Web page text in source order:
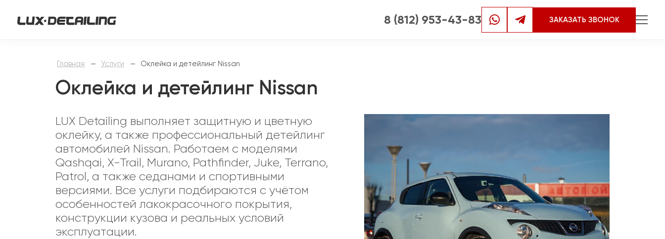
8 (812) 953-43-83 ЗАКАЗАТЬ ЗВОНОК
Главная — Услуги — Оклейка и детейлинг Nissan
Оклейка и детейлинг Nissan
LUX Detailing выполняет защитную и цветную
оклейку, а также профессиональный детейлинг
автомобилей Nissan. Работаем с моделями
Qashqai, X-Trail, Murano, Pathfinder, Juke, Terrano,
Patrol, а также седанами и спортивными
версиями. Все услуги подбираются с учётом
особенностей лакокрасочного покрытия,
конструкции кузова и реальных условий
эксплуатации.